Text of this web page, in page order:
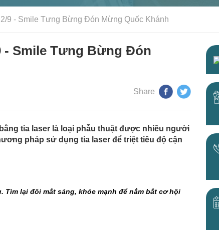
9 - Smile Tưng Bừng Đón Mừng Quốc Khánh
- Smile Tưng Bừng Đón
Share
tia laser là loại phẫu thuật được nhiều người
pháp sử dụng tia laser để triệt tiêu độ cận
lại đôi mắt sáng, khỏe mạnh để nắm bắt cơ hội